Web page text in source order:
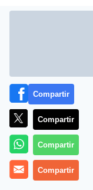
Más información
Compartir
Compartir
Compartir
Compartir